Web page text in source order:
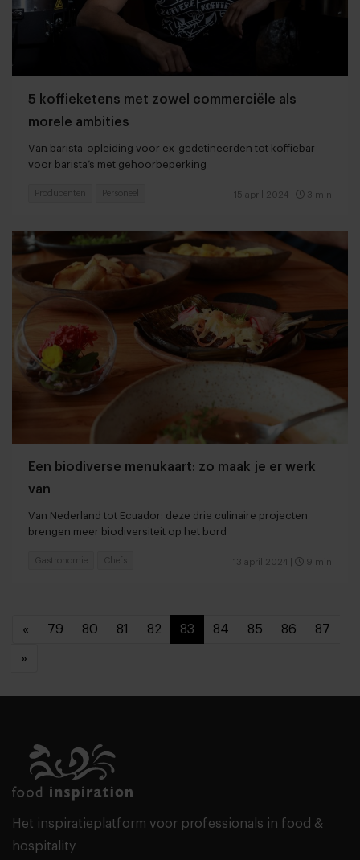
5 koffieketens met zowel commerciële als
morele ambities
Van barista-opleiding voor ex-gedetineerden tot koffiebar
voor barista’s met gehoorbeperking
15 april 2024 3 min
Producenten Personeel
Een biodiverse menukaart: zo maak je er werk
van
Van Nederland tot Ecuador: deze drie culinaire projecten
brengen meer biodiversiteit op het bord
13 april 2024 9 min
Gastronomie Chefs
« 79 80 81 82 83 84 85 86 87
»
Het inspiratieplatform voor professionals in food &
hospitality